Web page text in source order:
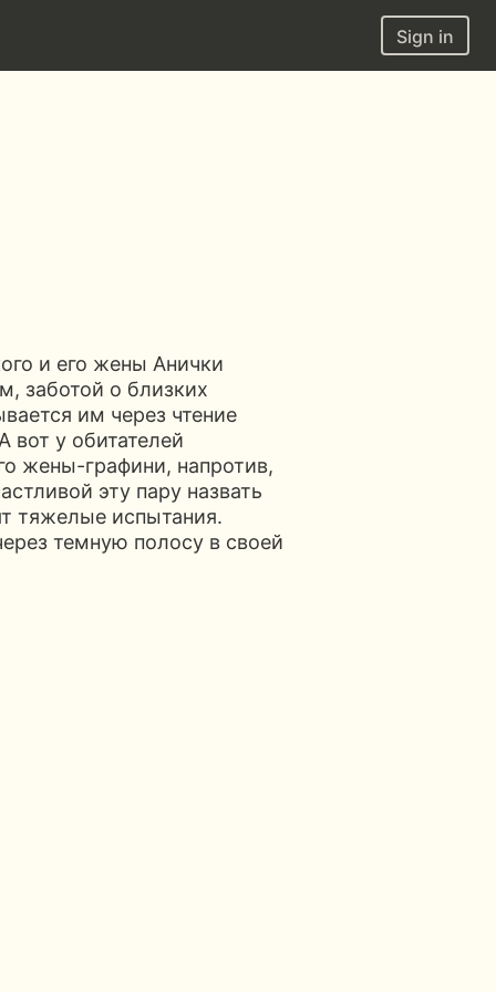
Sign in
и его жены Анички
заботой о близких
им через чтение
у обитателей
жены-графини, напротив,
эту пару назвать
тяжелые испытания.
темную полосу в своей